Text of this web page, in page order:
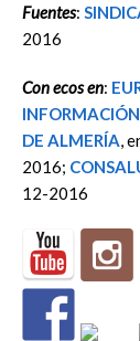
Fuentes:
2016
Con ecos en:
INFORMACIÓN
DE ALMERÍA,
2016;
12-2016